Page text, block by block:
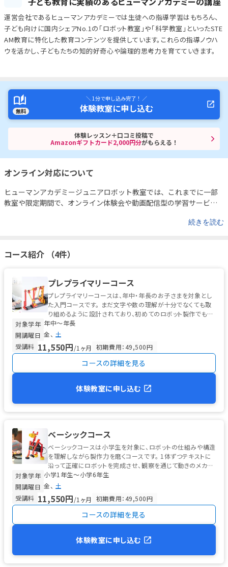
運営会社であるヒューマンアカデミーでは生徒への指導学習はもちろん、
子ども向けに国内シェアNo.1の「ロボット教室」や「科学教室」といったSTE
AM教育に特化した教育コンテンツを提供しています。これらの指導ノウハ
ウを活かし、子どもたちの知的好奇心や論理的思考力を育てていきます。
無料
＼ 1分で申し込み完了！ ／
体験教室に申し込む
体験レッスン＋口コミ投稿で
Amazonギフトカード2,000円分がもらえる！
オンライン対応について
ヒューマンアカデミージュニアロボット教室では、これまでに一部
教室や限定期間で、オンライン体験会や動画配信型の学習サービス
トの製作解説動画や改造アイデアの紹介など、自宅でも学びを深め
tube.com/watch?v=UhY0Y57-gqU&feature=youtu.be
をご希望の方は事前に各教室または運営事務局までお問い合わせく
ださい。
続きを読む
コース紹介 （4件）
プレプライマリーコース
プレプライマリーコースは、年中・年長のお子さまを対象とし
た入門コースです。 まだ文字や数の理解が十分でなくても取
り組めるように設計されており、初めてのロボット製作でも無
理なく進められる工夫...
対象学年 年中〜年長
開講曜日 金
土
受講料 11,550円/1ヶ月 初期費用：49,500円
コースの詳細を見る
体験教室に申し込む
ベーシックコース
ベーシックコースは小学生を対象に、ロボットの仕組みや構造
を理解しながら製作力を磨くコースです。 1体ずつテキストに
沿って正確にロボットを完成させ、観察を通じて動きのメカニ
ズムを学びます。 ...
対象学年 小学1年生〜小学6年生
開講曜日 金
土
受講料 11,550円/1ヶ月 初期費用：49,500円
コースの詳細を見る
体験教室に申し込む